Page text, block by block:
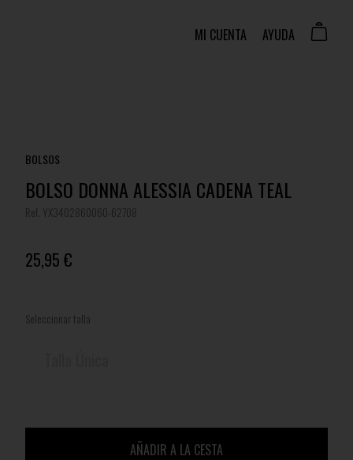
MI CUENTA AYUDA
BOLSOS
BOLSO DONNA ALESSIA CADENA TEAL
Ref. YX3402860060-62708
25,95 €
Seleccionar talla
AÑADIR A LA CESTA